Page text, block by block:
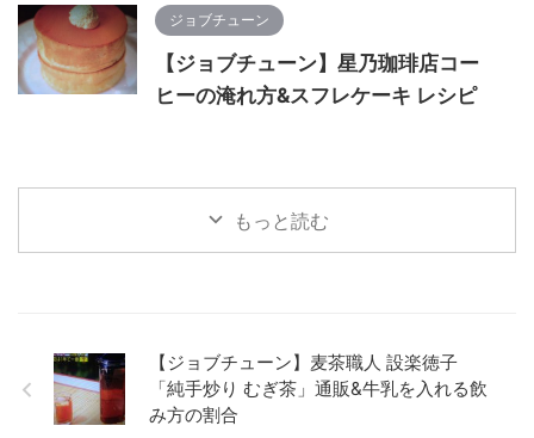
ジョブチューン
【ジョブチューン】星乃珈琲店コー
ヒーの淹れ方&スフレケーキ レシピ
もっと読む
【ジョブチューン】麦茶職人 設楽徳子
「純手炒り むぎ茶」通販&牛乳を入れる飲
み方の割合